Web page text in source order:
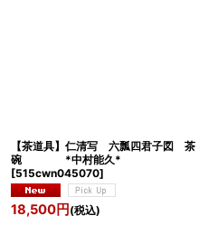
【茶道具】仁清写 六瓢四君子図 茶
碗 *中村能久*
[515cwn045070]
18,500円 (税込)